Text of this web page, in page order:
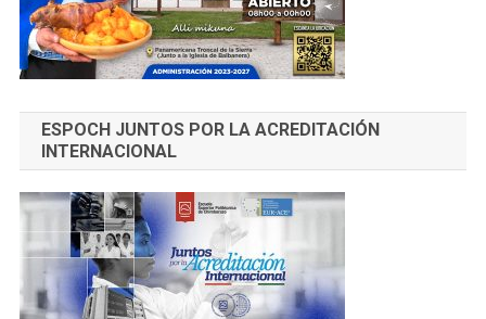
ESPOCH JUNTOS POR LA ACREDITACIÓN
INTERNACIONAL